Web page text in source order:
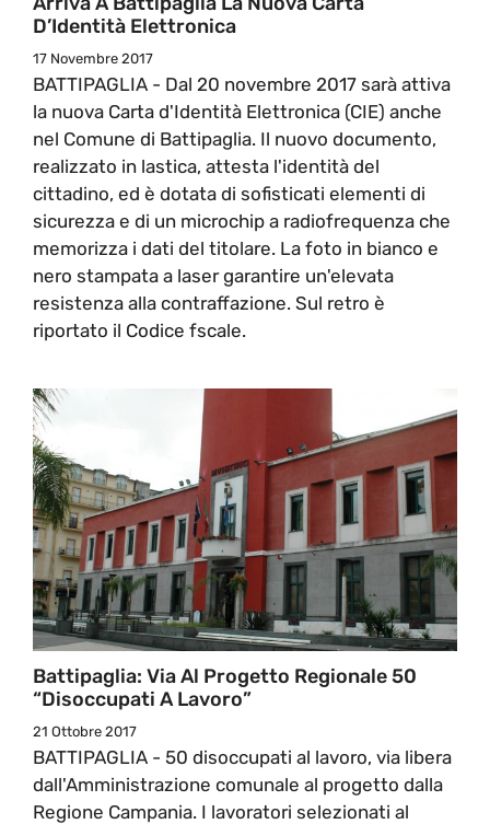
D’Identità Elettronica
17 Novembre 2017
BATTIPAGLIA - Dal 20 novembre 2017 sarà attiva
la nuova Carta d'Identità Elettronica (CIE) anche
nel Comune di Battipaglia. Il nuovo documento,
realizzato in lastica, attesta l'identità del
cittadino, ed è dotata di sofisticati elementi di
sicurezza e di un microchip a radiofrequenza che
memorizza i dati del titolare. La foto in bianco e
nero stampata a laser garantire un'elevata
resistenza alla contraffazione. Sul retro è
riportato il Codice fscale.
Battipaglia: Via Al Progetto Regionale 50
“Disoccupati A Lavoro”
21 Ottobre 2017
BATTIPAGLIA - 50 disoccupati al lavoro, via libera
dall'Amministrazione comunale al progetto dalla
Regione Campania. I lavoratori selezionati al